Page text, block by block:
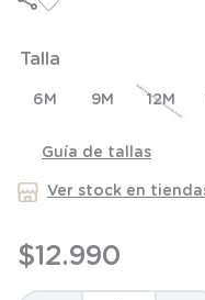
Talla
6M 9M 12M
Guía de tallas
Ver stock en
$12.990
8.
9.
saco